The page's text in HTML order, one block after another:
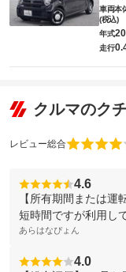
車両本
(税込)
年式
走行
クルマのク
レビュー総合
4.6
【所有期間または運
短時間ですが利用し
あらはなぴょん
4.0